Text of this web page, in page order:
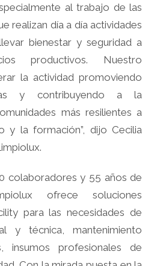
al trabajo de las
realizan día a día actividades
bienestar y seguridad a
productivos. Nuestro
la actividad promoviendo
y contribuyendo a la
más resilientes a
y la formación”, dijo Cecilia
colaboradores y 55 años de
ofrece soluciones
para las necesidades de
y técnica, mantenimiento
insumos profesionales de